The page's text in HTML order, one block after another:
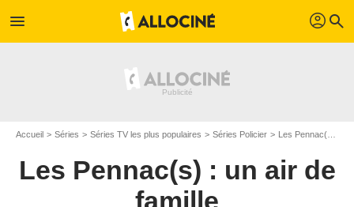
menu profil search
Accueil Séries Séries TV les plus populaires Séries Policier Les Pennac(s) : un air de famille
Les Pennac(s) : un air de
famille